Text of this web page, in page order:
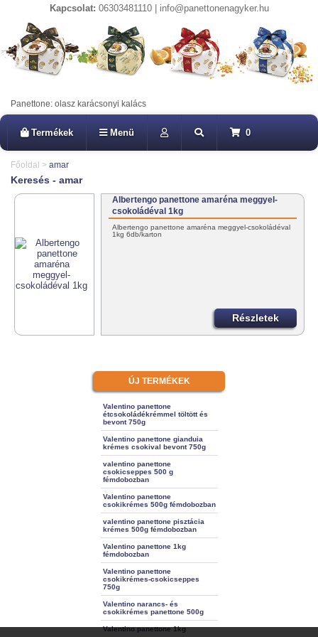
Kapcsolat: 06303481110 | info@panettonenagyker.hu
Panettone: olasz karácsonyi kalács
Termékek Menü 0
Főoldal > amar
Keresés - amar
Albertengo panettone amaréna meggyel-
csokoládéval 1kg
Albertengo panettone amaréna meggyel-csokoládéval
1kg 6db/karton
Részletek
ÚJ TERMÉKEK
Valentino panettone
étcsokoládékrémmel töltött és
bevont 750g
Valentino panettone gianduia
krémes csokival bevont 750g
valentino panettone
csokicseppes 500 g
fémdobozban
Valentino panettone
csokikrémes 500g fémdobozban
valentino panettone pisztácia
krémes 500g fémdobozban
Valentino panettone 1kg
fémdobozban
Valentino panettone
csokikrémes-csokicseppes
750g
Valentino narancs- és
csokikrémes panettone 500g
Valentino panettone 1kg